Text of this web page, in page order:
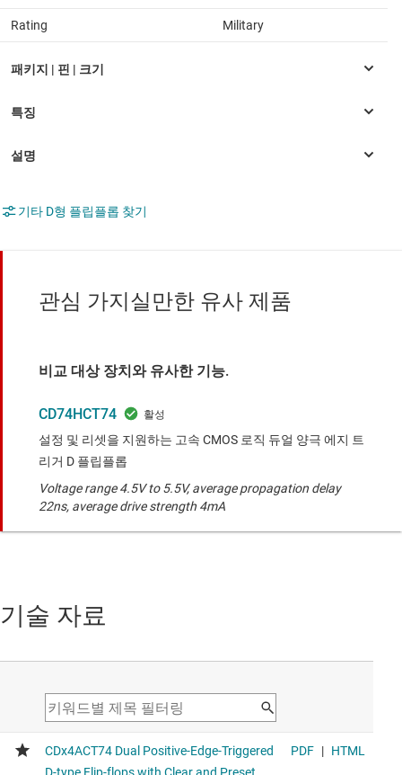
Rating Military
기타 D형 플립플롭 찾기
관심 가지실만한 유사 제품
비교 대상 장치와 유사한 기능.
CD74HCT74
설정 및 리셋을 지원하는 고속 CMOS 로직 듀얼 양극 에지 트
리거 D 플립플롭
Voltage range 4.5V to 5.5V, average propagation delay
22ns, average drive strength 4mA
기술 자료